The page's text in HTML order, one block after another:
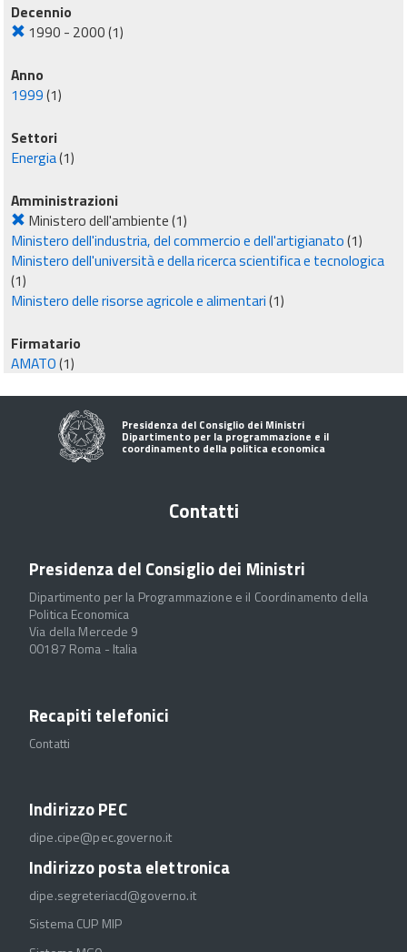
Decennio
1990 - 2000(1)
Anno
1999(1)
Settori
Energia(1)
Amministrazioni
Ministero dell'ambiente(1)
Ministero dell'industria, del commercio e dell'artigianato(1)
Ministero dell'università e della ricerca scientifica e tecnologica
(1)
Ministero delle risorse agricole e alimentari(1)
Firmatario
AMATO(1)
Presidenza del Consiglio dei Ministri
Dipartimento per la programmazione e il
coordinamento della politica economica
Contatti
Presidenza del Consiglio dei Ministri
Dipartimento per la Programmazione e il Coordinamento della
Politica Economica
Via della Mercede 9
00187 Roma - Italia
Recapiti telefonici
Contatti
Indirizzo PEC
dipe.cipe@pec.governo.it
Indirizzo posta elettronica
dipe.segreteriacd@governo.it
Sistema CUP MIP